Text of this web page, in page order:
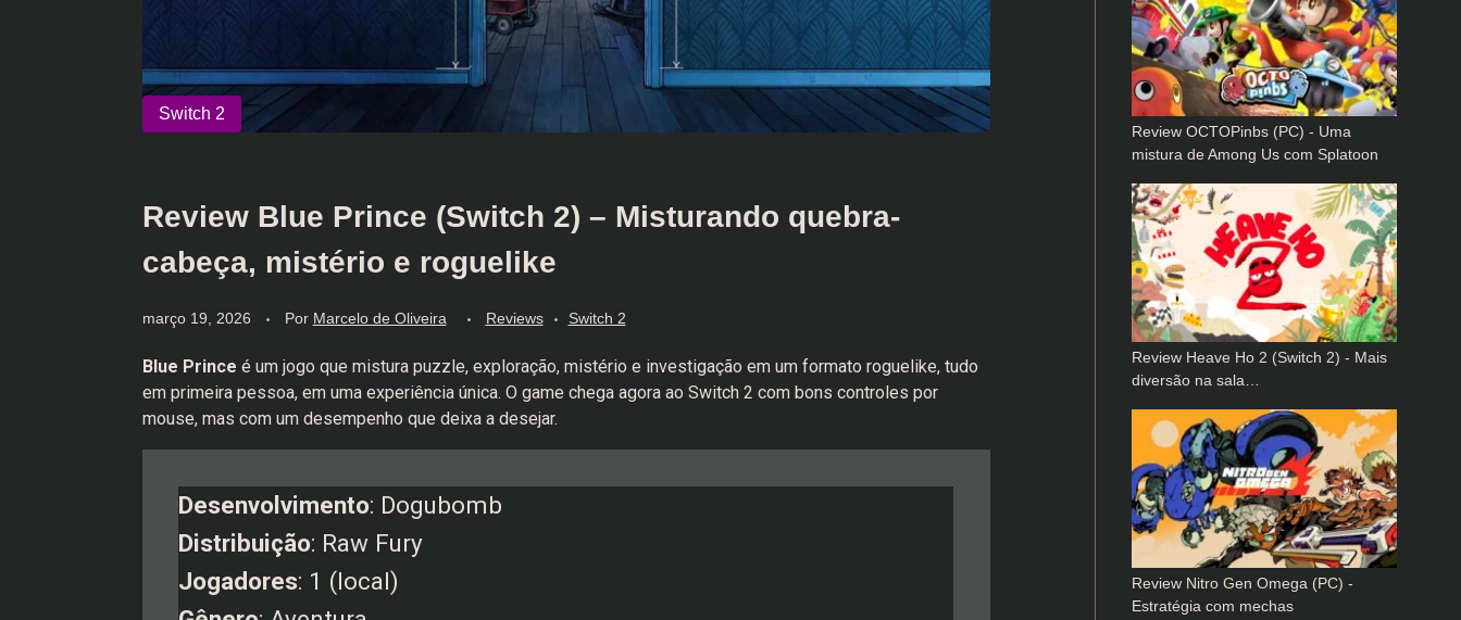
Review Blue Prince (Switch 2) – Misturando quebra-
cabeça, mistério e roguelike
março 19, 2026 Por Marcelo de Oliveira Reviews Switch 2
Blue Prince é um jogo que mistura puzzle, exploração, mistério e investigação em um formato roguelike, tudo
em primeira pessoa, em uma experiência única. O game chega agora ao Switch 2 com bons controles por
mouse, mas com um desempenho que deixa a desejar.
Desenvolvimento: Dogubomb
Distribuição: Raw Fury
Jogadores: 1 (local)
Review OCTOPinbs (PC) - Uma
mistura de Among Us com Splatoon
Review Heave Ho 2 (Switch 2) - Mais
diversão na sala…
Review Nitro Gen Omega (PC) -
Estratégia com mechas